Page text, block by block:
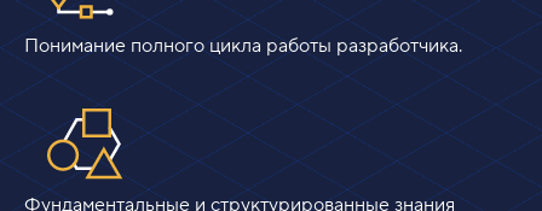
Понимание полного цикла работы разработчика.
Фундаментальные и структурированные знания